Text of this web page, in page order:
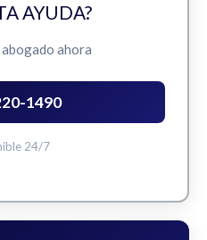
AYUDA?
ahora
1490
24/7